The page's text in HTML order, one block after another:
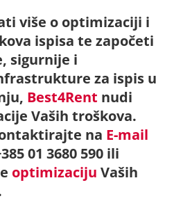
više o optimizaciji i
ispisa te započeti
sigurnije i
za ispis u
Best4Rent nudi
Vaših troškova.
na E-mail
01 3680 590 ili
optimizaciju Vaših